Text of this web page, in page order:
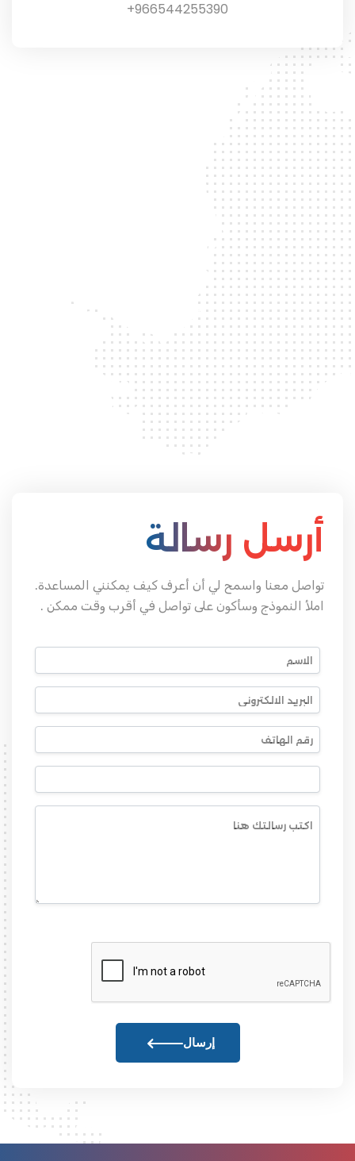
966544255390+
أرسل رسالة
تواصل معنا واسمح لي أن أعرف كيف يمكنني المساعدة.
املأ النموذج وسأكون على تواصل في أقرب وقت ممكن .
إرسال